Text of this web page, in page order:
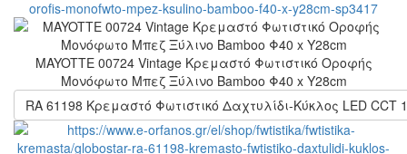
MAYOTTE 00724 Vintage Κρεμαστό Φωτιστικό Οροφής
Μονόφωτο Μπεζ Ξύλινο Bamboo Φ40 x Y28cm
RA 61198 Κρεμαστό Φωτιστικό Δαχτυλίδι-Κύκλος LED